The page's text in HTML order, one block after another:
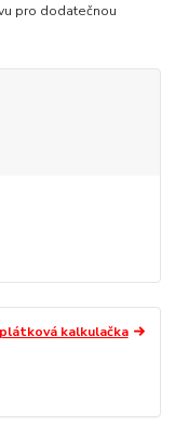
pro dodatečnou
kalkulačka